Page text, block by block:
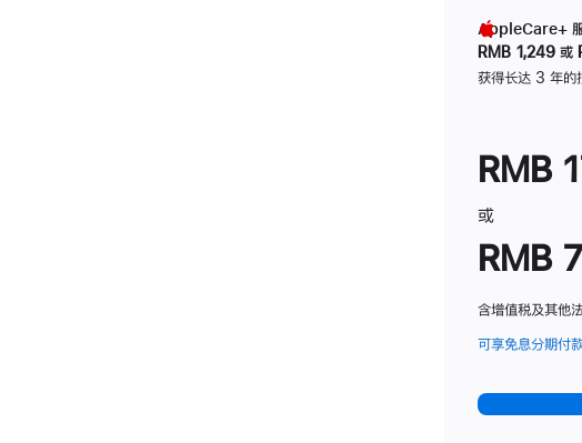
AppleCare+
RMB 1,249 或
获得长达 3 年的
RMB
或
RMB
含增值税及其他
可享免息分期付